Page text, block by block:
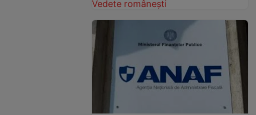
Vedete românești